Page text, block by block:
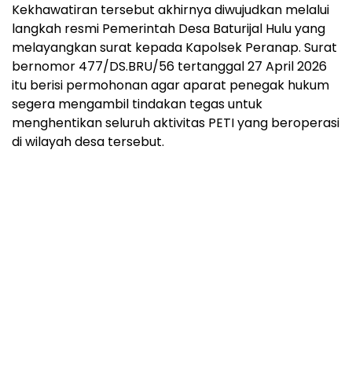
Kekhawatiran tersebut akhirnya diwujudkan melalui
langkah resmi Pemerintah Desa Baturijal Hulu yang
melayangkan surat kepada Kapolsek Peranap. Surat
bernomor 477/DS.BRU/56 tertanggal 27 April 2026
itu berisi permohonan agar aparat penegak hukum
segera mengambil tindakan tegas untuk
menghentikan seluruh aktivitas PETI yang beroperasi
di wilayah desa tersebut.